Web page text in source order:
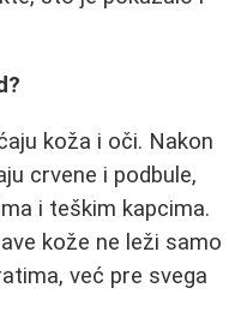
koža i oči. Nakon
crvene i podbule,
i teškim kapcima.
kože ne leži samo
već pre svega